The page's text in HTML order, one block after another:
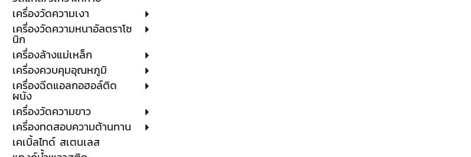
เครื่องวัดความเงา
เครื่องวัดความหนาอัลตราโซ
นิก
เครื่องล้างแม่เหล็ก
เครื่องควบคุมอุณหภูมิ
เครื่องฉีดแอลกอฮอล์ติด
ผนัง
เครื่องวัดความขาว
เครื่องทดสอบความต้านทาน
เคเบิ้ลไทด์ สเตนเลส